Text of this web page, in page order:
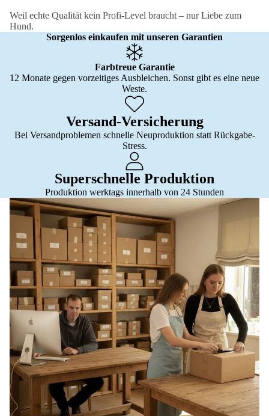
Weil echte Qualität kein Profi-Level braucht – nur Liebe zum
Hund.
Sorgenlos einkaufen mit unseren Garantien
Farbtreue Garantie
12 Monate gegen vorzeitiges Ausbleichen. Sonst gibt es eine neue
Weste.
Versand-Versicherung
Bei Versandproblemen schnelle Neuproduktion statt Rückgabe-
Stress.
Superschnelle Produktion
Produktion werktags innerhalb von 24 Stunden